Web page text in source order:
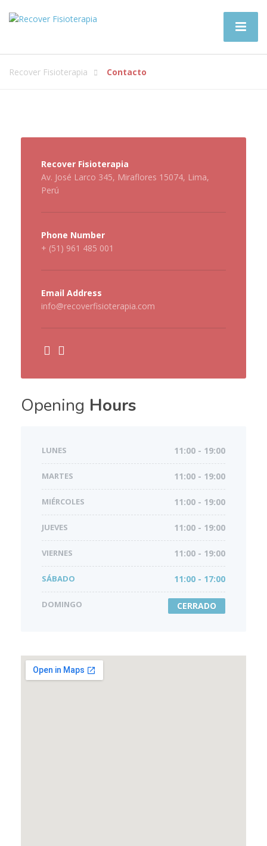
Recover Fisioterapia Contacto
Recover Fisioterapia
Av. José Larco 345, Miraflores 15074, Lima,
Perú
Phone Number
+ (51) 961 485 001
Email Address
info@recoverfisioterapia.com
Opening Hours
LUNES 11:00 - 19:00
MARTES 11:00 - 19:00
MIÉRCOLES 11:00 - 19:00
JUEVES 11:00 - 19:00
VIERNES 11:00 - 19:00
SÁBADO 11:00 - 17:00
DOMINGO CERRADO